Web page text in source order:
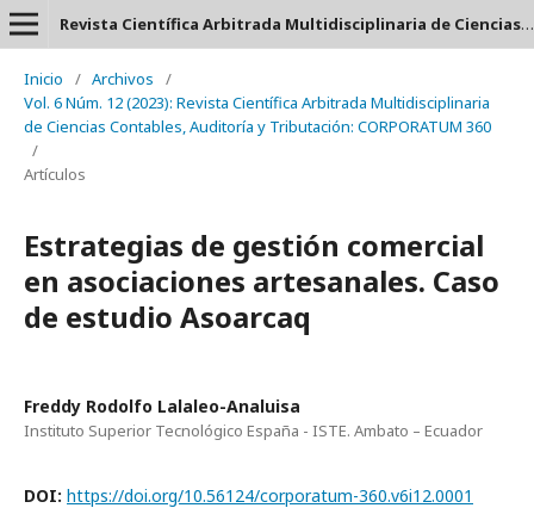
Revista Científica Arbitrada Multidisciplinaria de Ciencias Contables, Auditoría y Tributación: CORPORATUM 360 - ISSN: 2737-6443.
Inicio / Archivos
/
Vol. 6 Núm. 12 (2023): Revista Científica Arbitrada Multidisciplinaria
de Ciencias Contables, Auditoría y Tributación: CORPORATUM 360
/
Artículos
Estrategias de gestión comercial
en asociaciones artesanales. Caso
de estudio Asoarcaq
Freddy Rodolfo Lalaleo-Analuisa
Instituto Superior Tecnológico España - ISTE. Ambato – Ecuador
DOI: https://doi.org/10.56124/corporatum-360.v6i12.0001